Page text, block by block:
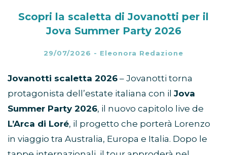
Scopri la scaletta di Jovanotti per il
Jova Summer Party 2026
29/07/2026 - Eleonora Redazione
Jovanotti scaletta 2026 – Jovanotti torna
protagonista dell’estate italiana con il Jova
Summer Party 2026, il nuovo capitolo live de
L’Arca di Loré, il progetto che porterà Lorenzo
in viaggio tra Australia, Europa e Italia. Dopo le